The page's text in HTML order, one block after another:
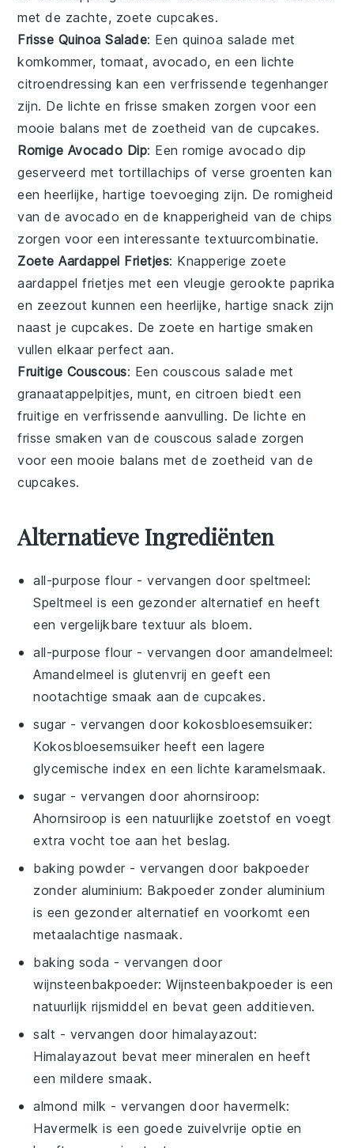
met de zachte, zoete cupcakes.
Frisse Quinoa Salade: Eenquinoa salade met
komkommer, tomaat, avocado, en een lichte
citroendressing kan een verfrissende tegenhanger
zijn. De lichte en frisse smaken zorgen voor een
mooie balans met de zoetheid van de cupcakes.
Romige Avocado Dip: Eenromige avocado dip
geserveerd met tortillachips ofverse groenten kan
een heerlijke, hartige toevoeging zijn. De romigheid
van de avocado en de knapperigheid van de chips
zorgen voor een interessante textuurcombinatie.
Zoete Aardappel Frietjes: Knapperige zoete
aardappel frietjes met een vleugje gerookte paprika
en zeezout kunnen een heerlijke, hartige snack zijn
naast je cupcakes. De zoete en hartige smaken
vullen elkaar perfect aan.
Fruitige Couscous: Een couscous salade met
granaatappelpitjes,munt, en citroen biedt een
fruitige en verfrissende aanvulling. De lichte en
frisse smaken van de couscous salade zorgen
voor een mooie balans met de zoetheid van de
cupcakes.
Alternatieve Ingrediënten
all-purpose flour - vervangen door speltmeel:
Speltmeel is een gezonder alternatief en heeft
een vergelijkbare textuur als bloem.
all-purpose flour - vervangen door amandelmeel:
Amandelmeel is glutenvrij en geeft een
nootachtige smaak aan de cupcakes.
sugar - vervangen door kokosbloesemsuiker:
Kokosbloesemsuiker heeft een lagere
glycemische index en een lichte karamelsmaak.
sugar - vervangen door ahornsiroop:
Ahornsiroop is een natuurlijke zoetstof en voegt
extra vocht toe aan het beslag.
baking powder - vervangen door bakpoeder
zonder aluminium: Bakpoeder zonder aluminium
is een gezonder alternatief en voorkomt een
metaalachtige nasmaak.
baking soda - vervangen door
wijnsteenbakpoeder: Wijnsteenbakpoeder is een
natuurlijk rijsmiddel en bevat geen additieven.
salt - vervangen doorhimalayazout:
Himalayazout bevat meer mineralen en heeft
een mildere smaak.
almond milk - vervangen door havermelk:
Havermelk is een goede zuivelvrije optie en